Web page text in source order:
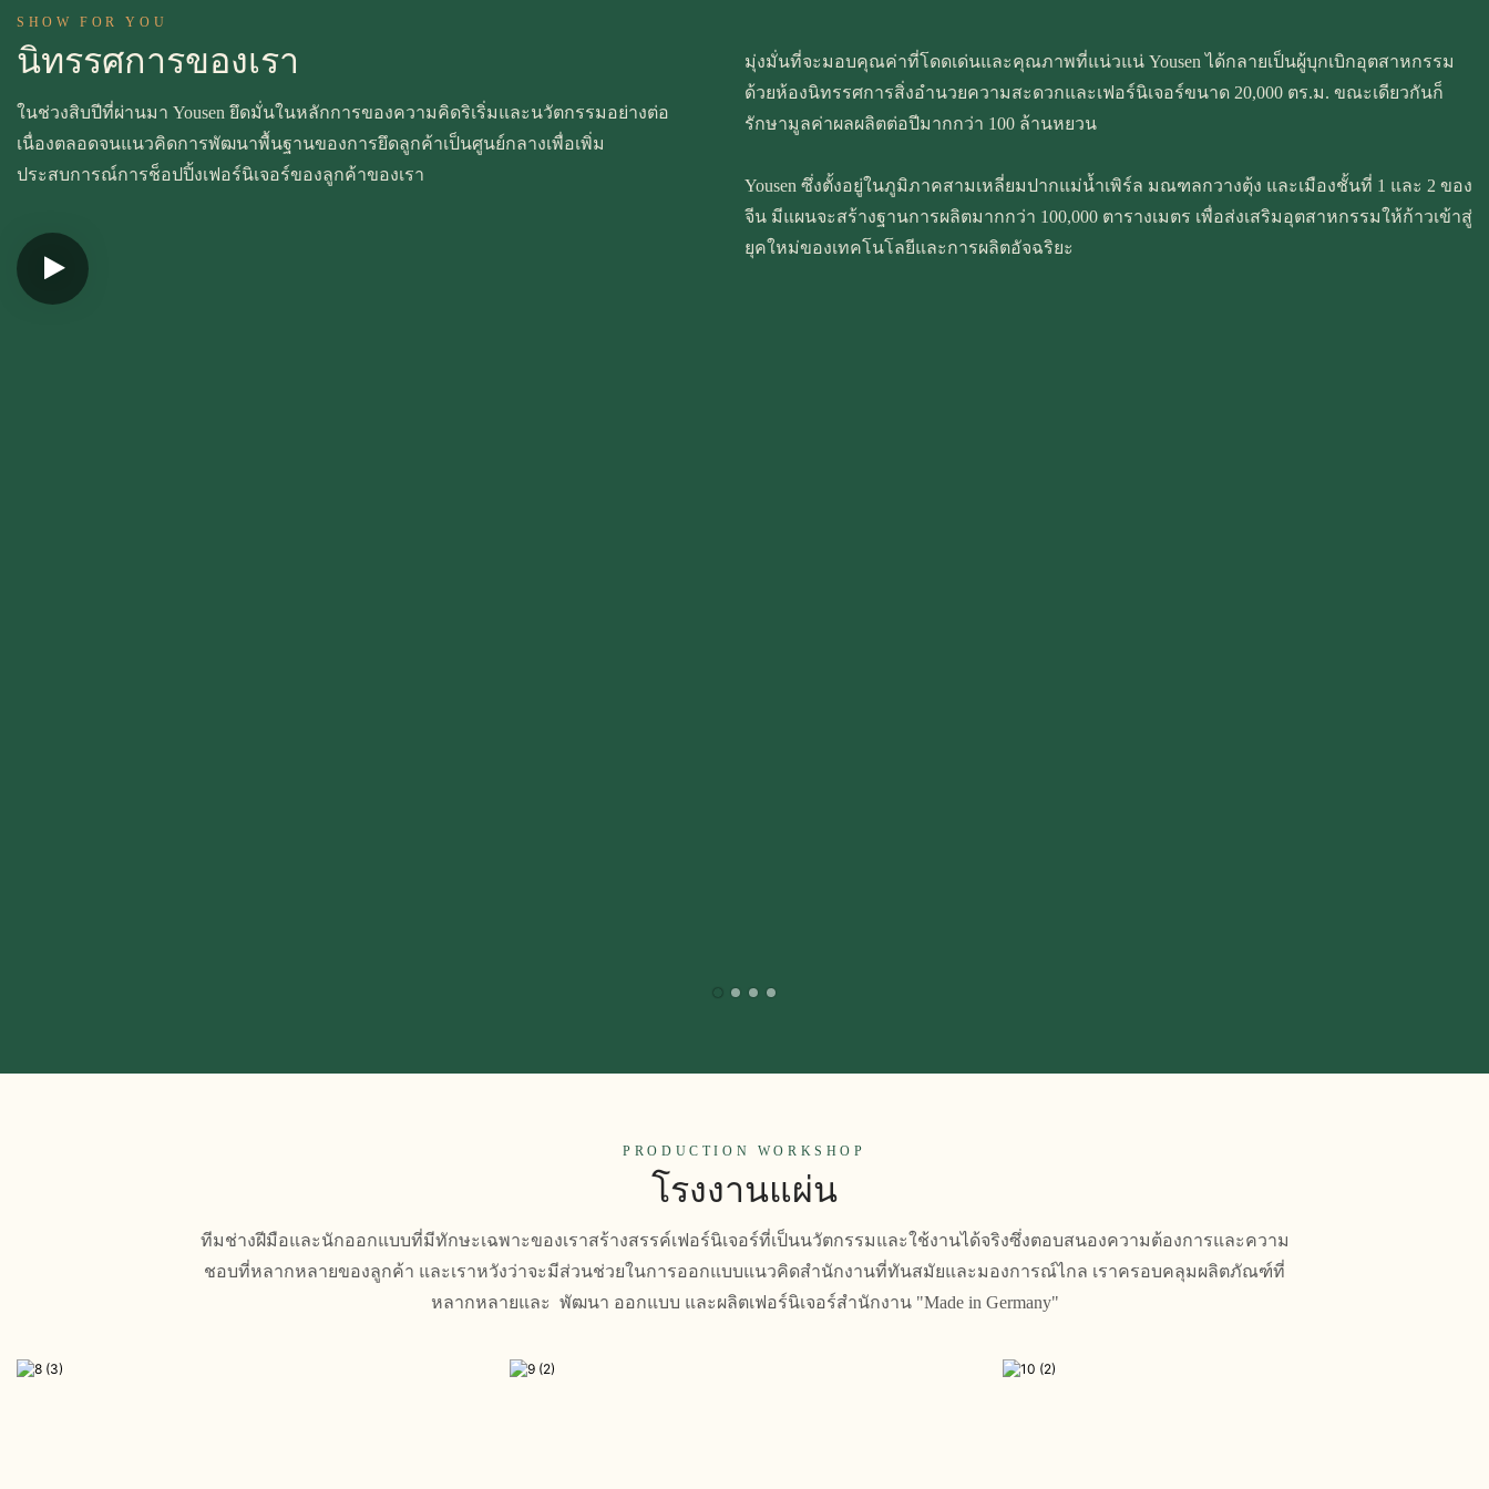
SHOW FOR YOU
นิทรรศการของเรา
ในช่วงสิบปีที่ผ่านมา Yousen ยึดมั่นในหลักการของความคิดริเริ่มและนวัตกรรมอย่างต่อ
เนื่องตลอดจนแนวคิดการพัฒนาพื้นฐานของการยึดลูกค้าเป็นศูนย์กลางเพื่อเพิ่ม
ประสบการณ์การช็อปปิ้งเฟอร์นิเจอร์ของลูกค้าของเรา
มุ่งมั่นที่จะมอบคุณค่าที่โดดเด่นและคุณภาพที่แน่วแน่ Yousen ได้กลายเป็นผู้บุกเบิกอุตสาหกรรม
ด้วยห้องนิทรรศการสิ่งอำนวยความสะดวกและเฟอร์นิเจอร์ขนาด 20,000 ตร.ม. ขณะเดียวกันก็
รักษามูลค่าผลผลิตต่อปีมากกว่า 100 ล้านหยวน
Yousen ซึ่งตั้งอยู่ในภูมิภาคสามเหลี่ยมปากแม่น้ำเพิร์ล มณฑลกวางตุ้ง และเมืองชั้นที่ 1 และ 2 ของ
จีน มีแผนจะสร้างฐานการผลิตมากกว่า 100,000 ตารางเมตร เพื่อส่งเสริมอุตสาหกรรมให้ก้าวเข้าสู่
ยุคใหม่ของเทคโนโลยีและการผลิตอัจฉริยะ
PRODUCTION WORKSHOP
โรงงานแผ่น
ทีมช่างฝีมือและนักออกแบบที่มีทักษะเฉพาะของเราสร้างสรรค์เฟอร์นิเจอร์ที่เป็นนวัตกรรมและใช้งานได้จริงซึ่งตอบสนองความต้องการและความ
ชอบที่หลากหลายของลูกค้า และเราหวังว่าจะมีส่วนช่วยในการออกแบบแนวคิดสำนักงานที่ทันสมัยและมองการณ์ไกล เราครอบคลุมผลิตภัณฑ์ที่
หลากหลายและ พัฒนา ออกแบบ และผลิตเฟอร์นิเจอร์สำนักงาน "Made in Germany"